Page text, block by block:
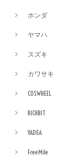
ホンダ
ヤマハ
スズキ
カワサキ
COSWHEEL
RICHBIT
YADEA
FreeMile